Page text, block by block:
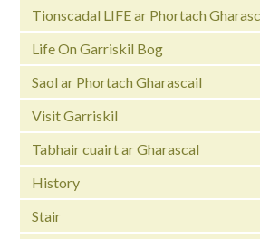
Tionscadal LIFE ar Phortach
Life On Garriskil Bog
Saol ar Phortach Gharascail
Visit Garriskil
Tabhair cuairt ar Gharascal
History
Stair